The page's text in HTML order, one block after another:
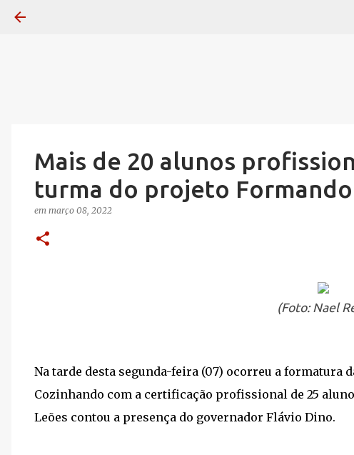
Mais de 20 alunos
turma do projeto Formando
em março 08, 2022
(Foto: Nael
Na tarde desta segunda-feira (07) ocorreu a formatura
Cozinhando com a certificação profissional de 25
Leões contou a presença do governador Flávio Dino.